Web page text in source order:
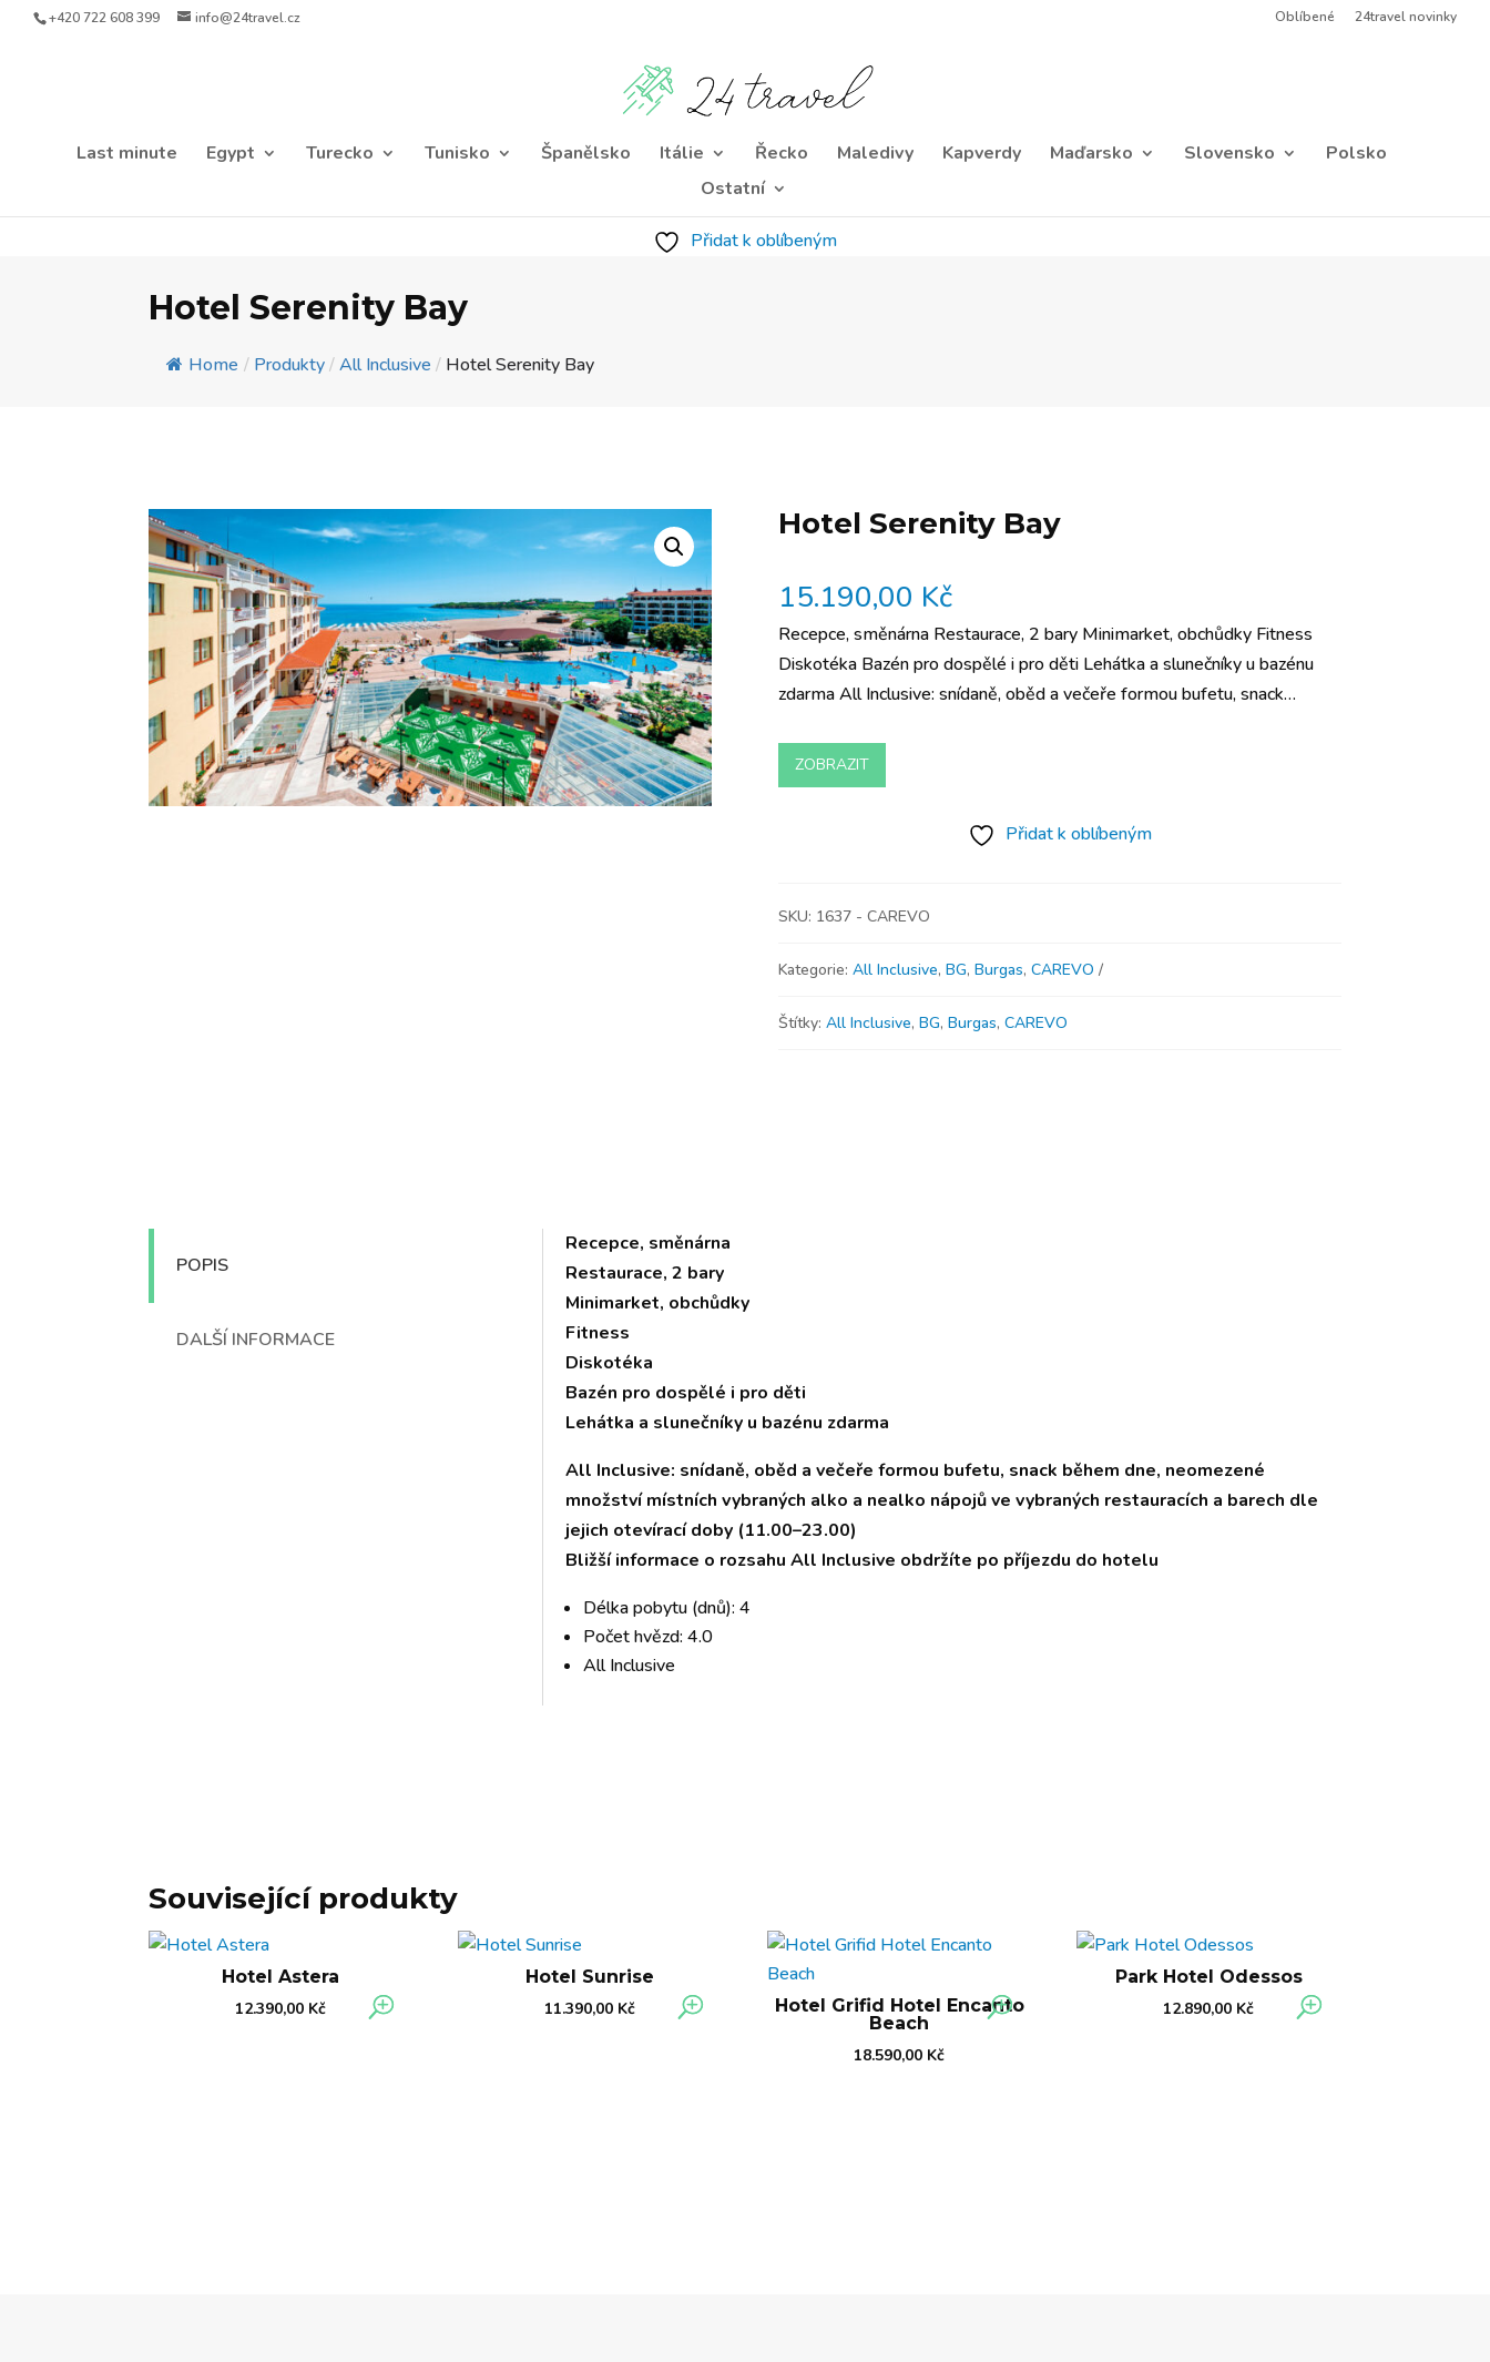
+420 722 608 399 info@24travel.cz Oblíbené 24travel novinky
Last minute Egypt Turecko Tunisko Španělsko Itálie Řecko Maledivy Kapverdy Maďarsko Slovensko
Polsko
Ostatní
Přidat k oblíbeným
Hotel Serenity Bay
Home / Produkty / All Inclusive / Hotel Serenity Bay
Hotel Serenity Bay
15.190,00 Kč
Recepce, směnárna Restaurace, 2 bary Minimarket, obchůdky Fitness
Diskotéka Bazén pro dospělé i pro děti Lehátka a slunečníky u bazénu
zdarma All Inclusive: snídaně, oběd a večeře formou bufetu, snack…
ZOBRAZIT
Přidat k oblíbeným
SKU: 1637 - CAREVO
Kategorie: All Inclusive, BG, Burgas, CAREVO
Štítky: All Inclusive, BG, Burgas, CAREVO
POPIS
DALŠÍ INFORMACE
Recepce, směnárna
Restaurace, 2 bary
Minimarket, obchůdky
Fitness
Diskotéka
Bazén pro dospělé i pro děti
Lehátka a slunečníky u bazénu zdarma
All Inclusive: snídaně, oběd a večeře formou bufetu, snack během dne, neomezené
množství místních vybraných alko a nealko nápojů ve vybraných restauracích a barech dle
jejich otevírací doby (11.00–⁠23.00)
Bližší informace o rozsahu All Inclusive obdržíte po příjezdu do hotelu
Délka pobytu (dnů): 4
Počet hvězd: 4.0
All Inclusive
Související produkty
Hotel Astera
12.390,00 Kč
Hotel Sunrise
11.390,00 Kč
Hotel Grifid Hotel Encanto
Beach
18.590,00 Kč
Park Hotel Odessos
12.890,00 Kč